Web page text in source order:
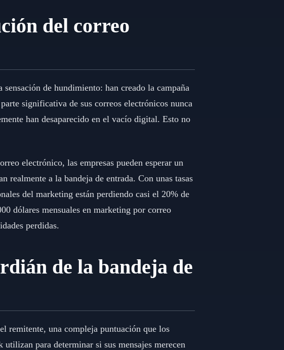
del correo
de hundimiento: han creado la campaña
significativa de sus correos electrónicos nunca
han desaparecido en el vacío digital. Esto no
electrónico, las empresas pueden esperar un
realmente a la bandeja de entrada. Con unas tasas
del marketing están perdiendo casi el 20% de
dólares mensuales en marketing por correo
perdidas.
de la bandeja de
remitente, una compleja puntuación que los
para determinar si sus mensajes merecen